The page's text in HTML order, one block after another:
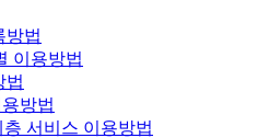
방법
이용방법
법
방법
서비스 이용방법